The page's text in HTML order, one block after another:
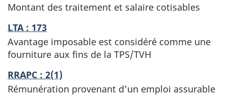
Montant des traitement et salaire cotisables
LTA : 173
Avantage imposable est considéré comme une
fourniture aux fins de la TPS/TVH
RRAPC : 2(1)
Rémunération provenant d'un emploi assurable